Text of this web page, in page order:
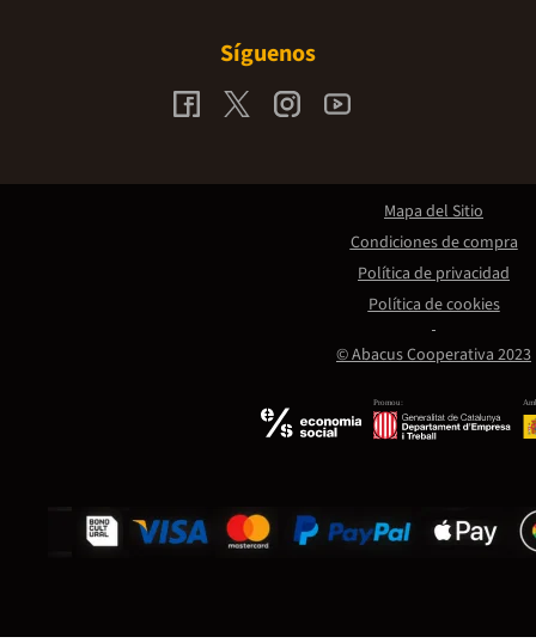
Síguenos
Promou:
© Abacus Cooperativa 2023
Mapa del Sitio
Condiciones de compra
Política de privacidad
Política de cookies